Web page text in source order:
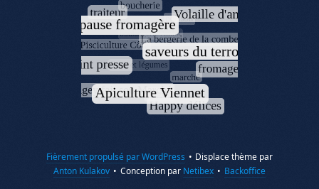
Fièrement propulsé par WordPress • Displace thème par
Anton Kulakov • Conception par Netibex • Backoffice